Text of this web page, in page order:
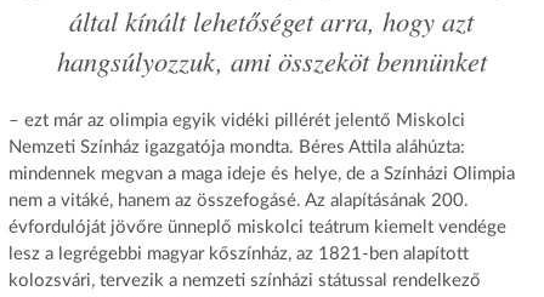
által kínált lehetőséget arra, hogy azt
hangsúlyozzuk, ami összeköt bennünket
– ezt már az olimpia egyik vidéki pil­lérét jelentő Miskolci
Nemzeti Színház igazgatója mondta. Béres Attila aláhúzta:
mindennek megvan a maga ideje és helye, de a Színházi Olimpia
nem a vitáké, hanem az összefogásé. Az alapításának 200.
évfordulóját jövőre ünneplő miskolci teátrum kiemelt vendége
lesz a legrégebbi magyar kőszínház, az 1821-ben alapított
kolozsvári, tervezik a nemzeti színházi státussal rendelkező